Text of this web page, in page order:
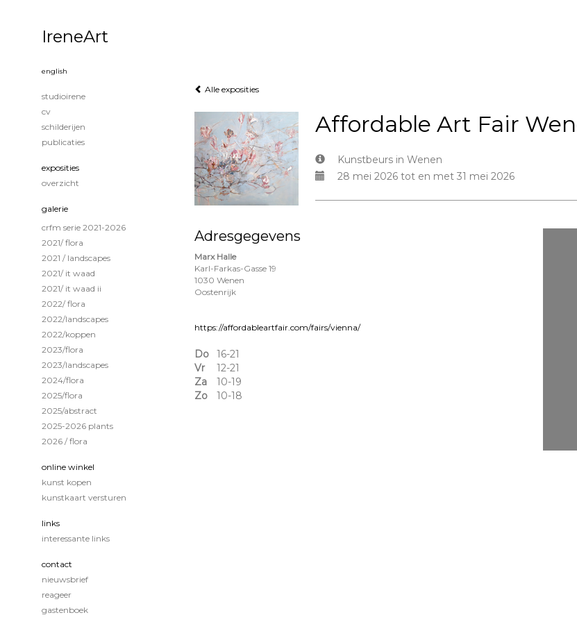
Alle exposities
Affordable Art Fair
Kunstbeurs in Wenen
28 mei 2026 tot en met 31 mei 2026
Adresgegevens
Marx Halle
Karl-Farkas-Gasse 19
1030 Wenen
Oostenrijk
https://affordableartfair.com/fairs/vienna/
Do
16-21
Vr
12-21
Za
10-19
Zo
10-18
IreneArt
english
studioirene
cv
schilderijen
publicaties
exposities
overzicht
galerie
crfm serie 2021-2026
2021/ flora
2021 / landscapes
2021/ it waad
2021/ it waad ii
2022/ flora
2022/landscapes
2022/koppen
2023/flora
2023/landscapes
2024/flora
2025/flora
2025/abstract
2025-2026 plants
2026 / flora
online winkel
kunst kopen
kunstkaart versturen
links
interessante links
contact
nieuwsbrief
reageer
gastenboek